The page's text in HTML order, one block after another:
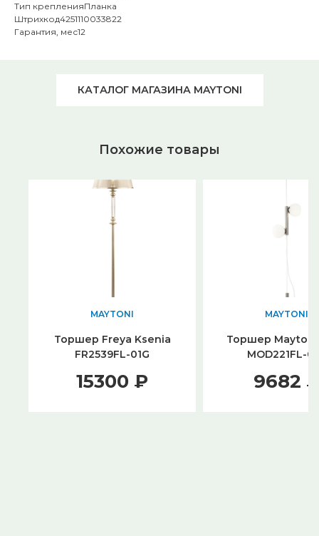
Тип крепленияПланка
Штрихкод4251110033822
Гарантия, мес12
КАТАЛОГ МАГАЗИНА MAYTONI
Похожие товары
MAYTONI
Торшер Freya Ksenia
FR2539FL-01G
15300 ₽
MAYTONI
Торшер Maytoni
MOD221FL-
9682